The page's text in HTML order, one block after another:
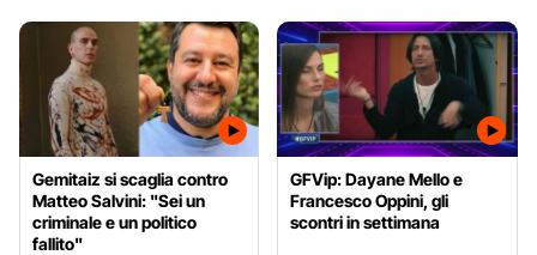
Gemitaiz si scaglia contro
Matteo Salvini: "Sei un
criminale e un politico
fallito"
GFVip: Dayane Mello e
Francesco Oppini, gli
scontri in settimana